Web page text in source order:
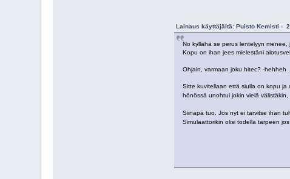
Lainaus käyttäjältä: Puisto Kemisti -
No kyllähä se perus lentelyyn menee,
Kopu on ihan jees mielestäni
Ohjain, varmaan joku hitec? -hehheh
Sitte kuvitellaan että siulla on kopu ja
hönössä unohtui jokin vielä
Siinäpä tuo. Jos nyt ei tarvitse ihan
Simulaattorikin olisi todella tarpeen